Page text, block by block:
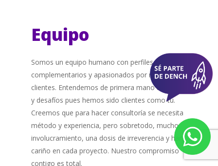
Equipo
Somos un equipo humano con perfiles
complementarios y apasionados por nuestros
clientes. Entendemos de primera mano tus retos
y desafíos pues hemos sido clientes como tú.
Creemos que para hacer consultoría se necesita
método y experiencia, pero sobretodo, mucho
involucramiento, una dosis de irreverencia y harto
cariño en cada proyecto. Nuestro compromiso
contigo es total.